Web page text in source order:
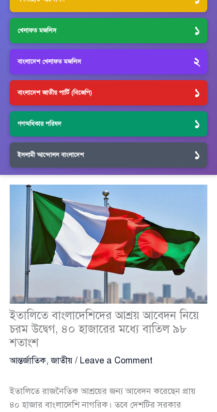
খেলাফত মজলিস ১
বাংলাদেশ খেলাফত মজলিস ২
বাংলাদেশ জাতীয় পার্টি (বিজেপি) ১
গণঅধিকার পরিষদ ১
ইসলামী আন্দোলন বাংলাদেশ ১
ইতালিতে বাংলাদেশিদের আশ্রয় আবেদন নিয়ে
চরম উদ্বেগ, ৪০ হাজারের মধ্যে বাতিল ৯৮
শতাংশ
আন্তর্জাতিক,জাতীয় / Leave a Comment
ইতালিতে রাজনৈতিক আশ্রয়ের জন্য আবেদন করেছেন প্রায়
৪০ হাজার বাংলাদেশি নাগরিক। তবে দেশটির সরকার